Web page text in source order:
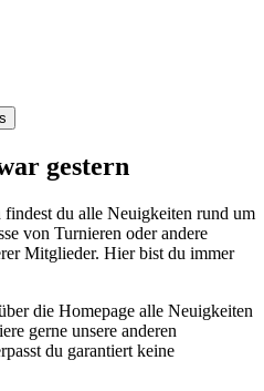
gestern
du alle Neuigkeiten rund um
von Turnieren oder andere
Mitglieder. Hier bist du immer
die Homepage alle Neuigkeiten
gerne unsere anderen
du garantiert keine